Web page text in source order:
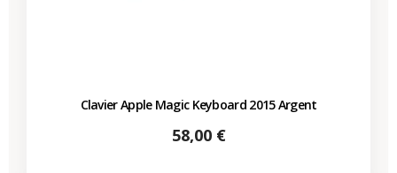
Clavier Apple Magic Keyboard 2015 Argent
Prix
58,00 €